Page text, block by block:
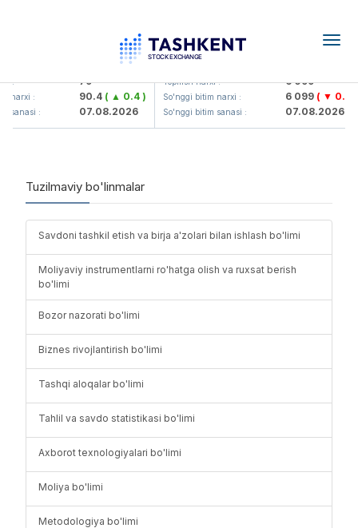
: 79
narxi : 90.4( ▲ 0.4 )
sanasi : 07.08.2026
UZMK (<O'zmetkombinat> AJ)
Yopilish narxi : 6 099
So'nggi bitim narxi : 6 099( ▼ 0.96
So'nggi bitim sanasi : 07.08.2026
Tuzilmaviy bo'linmalar
Savdoni tashkil etish va birja a'zolari bilan ishlash bo'limi
Moliyaviy instrumentlarni ro'hatga olish va ruxsat berish
bo'limi
Bozor nazorati bo'limi
Biznes rivojlantirish bo'limi
Tashqi aloqalar bo'limi
Tahlil va savdo statistikasi bo'limi
Axborot texnologiyalari bo'limi
Moliya bo'limi
Metodologiya bo'limi